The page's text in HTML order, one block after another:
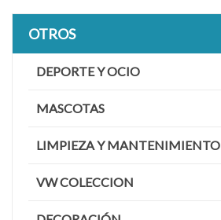
OTROS
DEPORTE Y OCIO
MASCOTAS
LIMPIEZA Y MANTENIMIENTO
VW COLECCION